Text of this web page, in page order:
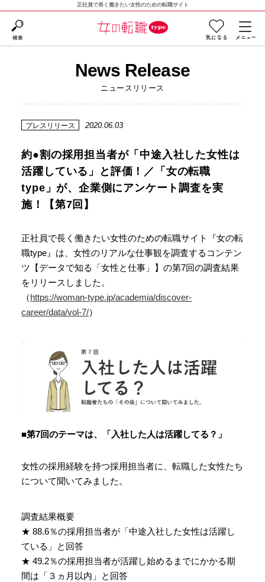
正社員で長く働きたい女性のための転職サイト
News Release
ニュースリリース
プレスリリース 2020.06.03
約●割の採用担当者が「中途入社した女性は
活躍している」と評価！／「女の転職
type」が、企業側にアンケート調査を実
施！【第7回】
正社員で長く働きたい女性のための転職サイト『女の転
職type』は、女性のリアルな仕事観を調査するコンテン
ツ【データで知る「女性と仕事」】の第7回の調査結果
をリリースしました。
（https://woman-type.jp/academia/discover-
career/data/vol-7/）
■第7回のテーマは、「入社した人は活躍してる？」
女性の採用経験を持つ採用担当者に、転職した女性たち
について聞いてみました。
調査結果概要
★ 88.6％の採用担当者が「中途入社した女性は活躍し
ている」と回答
★ 49.2％の採用担当者が活躍し始めるまでにかかる期
間は「３ヵ月以内」と回答